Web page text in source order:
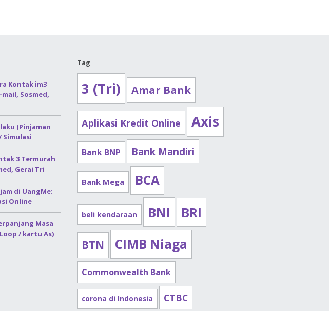
Kontak im3
Sosmed,
(Pinjaman
Simulasi
3 Termurah
Gerai Tri
di UangMe:
Online
Masa
/ kartu As)
Tag
3 (Tri) Amar Bank
Aplikasi Kredit Online Axis
Bank BNP Bank Mandiri
Bank Mega BCA
beli kendaraan BNI BRI
BTN CIMB Niaga
Commonwealth Bank
corona di Indonesia CTBC